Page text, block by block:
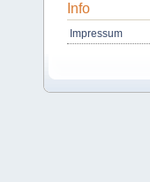
Info
Impressum